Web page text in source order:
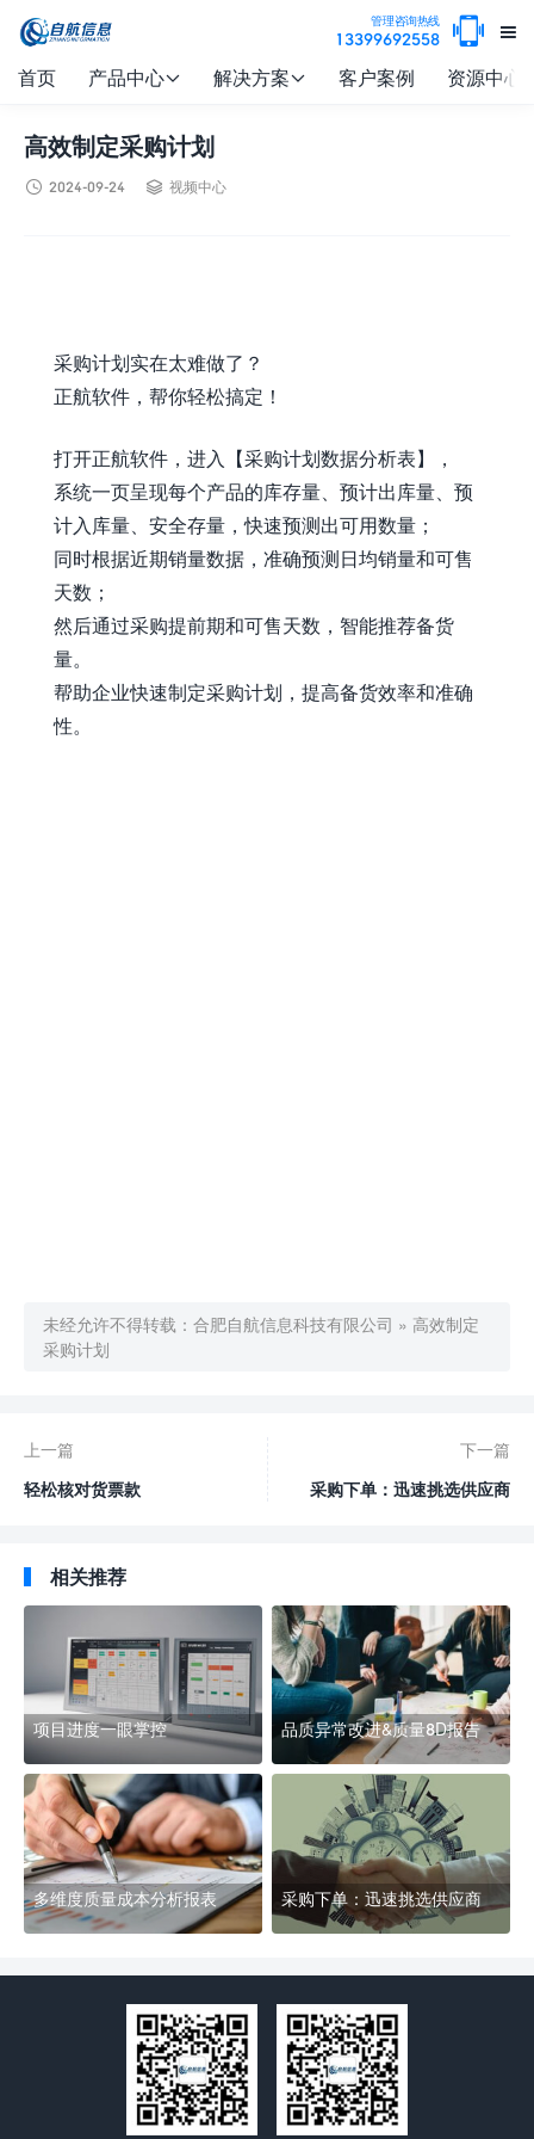

管理咨询热线
13399692558 
首页 产品中心 解决方案 客户案例 资源中心
高效制定采购计划
 2024-09-24  视频中心
采购计划实在太难做了？
正航软件，帮你轻松搞定！
打开正航软件，进入【采购计划数据分析表】，
系统一页呈现每个产品的库存量、预计出库量、预
计入库量、安全存量，快速预测出可用数量；
同时根据近期销量数据，准确预测日均销量和可售
天数；
然后通过采购提前期和可售天数，智能推荐备货
量。
帮助企业快速制定采购计划，提高备货效率和准确
性。
未经允许不得转载： 合肥自航信息科技有限公司 » 高效制定
采购计划
上一篇
轻松核对货票款
下一篇
采购下单：迅速挑选供应商
相关推荐
项目进度一眼掌控 品质异常改进&质量8D报告
多维度质量成本分析报表 采购下单：迅速挑选供应商